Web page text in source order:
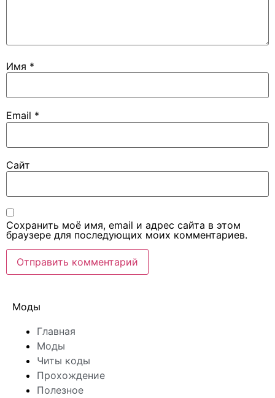
Имя *
Email *
Сайт
Сохранить моё имя, email и адрес сайта в этом
браузере для последующих моих комментариев.
Моды
Главная
Моды
Читы коды
Прохождение
Полезное